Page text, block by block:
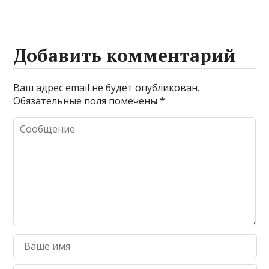
Добавить комментарий
Ваш адрес email не будет опубликован.
Обязательные поля помечены*